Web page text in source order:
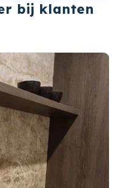
bij klanten